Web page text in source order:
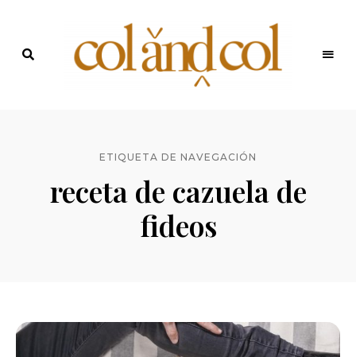
ColandCol
ETIQUETA DE NAVEGACIÓN
receta de cazuela de
fideos